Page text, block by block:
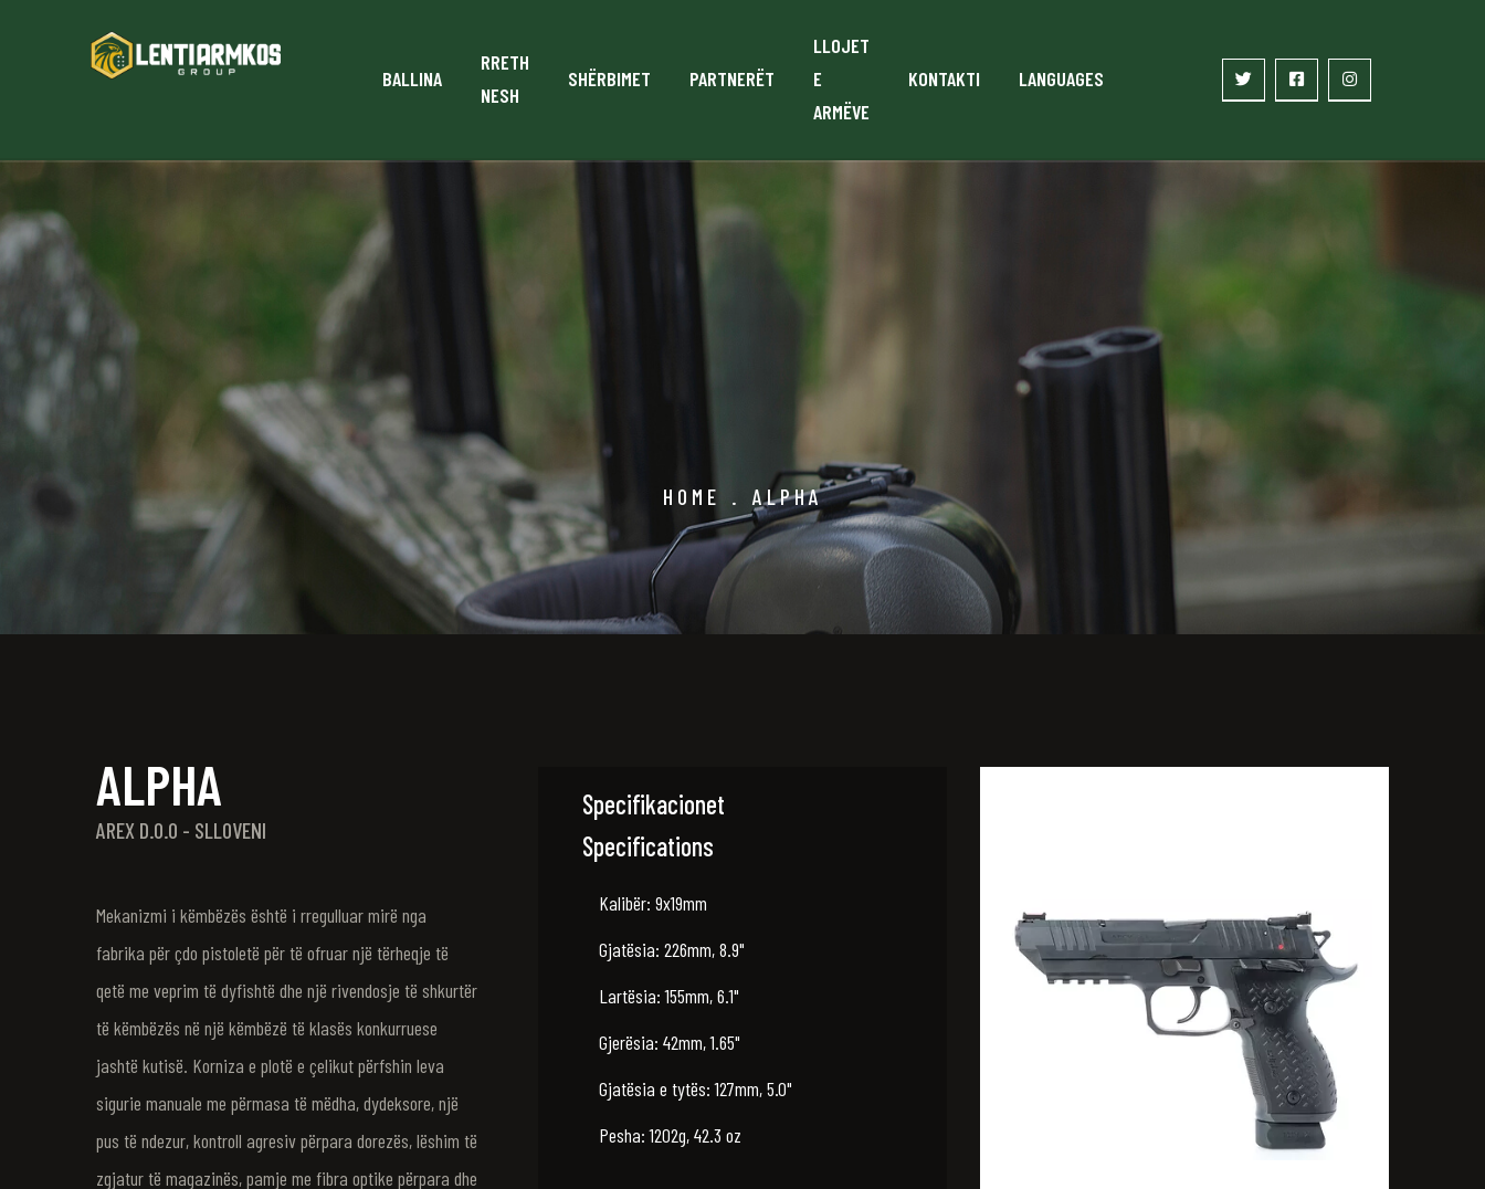
BALLINA
RRETH
NESH
SHËRBIMET PARTNERËT
LLOJET
E
ARMËVE
KONTAKTI LANGUAGES
HOME . ALPHA
ALPHA
AREX D.0.0 - SLLOVENI
Mekanizmi i këmbëzës është i rregulluar mirë nga
fabrika për çdo pistoletë për të ofruar një tërheqje të
qetë me veprim të dyfishtë dhe një rivendosje të shkurtër
të këmbëzës në një këmbëzë të klasës konkurruese
jashtë kutisë. Korniza e plotë e çelikut përfshin leva
sigurie manuale me përmasa të mëdha, dydeksore, një
pus të ndezur, kontroll agresiv përpara dorezës, lëshim të
zgjatur të magazinës, pamje me fibra optike përpara dhe
Specifikacionet
Specifications
Kalibër: 9x19mm
Gjatësia: 226mm, 8.9"
Lartësia: 155mm, 6.1"
Gjerësia: 42mm, 1.65"
Gjatësia e tytës: 127mm, 5.0"
Pesha: 1202g, 42.3 oz